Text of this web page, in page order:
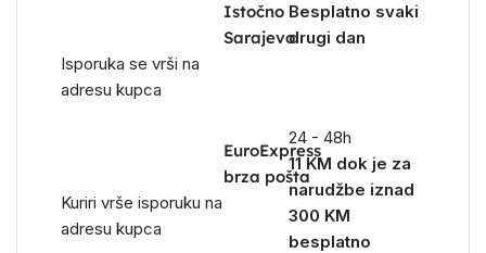
Istočno
Sarajevo
Isporuka se vrši na
adresu kupca
Besplatno svaki
drugi dan
EuroExpress
brza pošta
Kuriri vrše isporuku na
adresu kupca
24 - 48h
11 KM dok je za
narudžbe iznad
300 KM
besplatno